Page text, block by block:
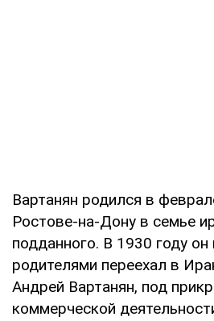
Вартанян родился в
Ростове-на-Дону в семье
подданного. В 1930 году он
родителями переехал в
Андрей Вартанян, под
коммерческой